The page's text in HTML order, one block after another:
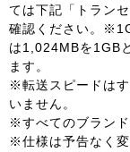
ては下記「トラン
確認ください。
は1,024MBを1GB
ます。
※転送スピードは
いません。
※すべてのブランド
※仕様は予告なく変